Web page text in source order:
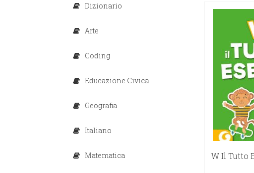
W Il Tutto
Dizionario
Arte
Coding
Educazione Civica
Geografia
Italiano
Matematica